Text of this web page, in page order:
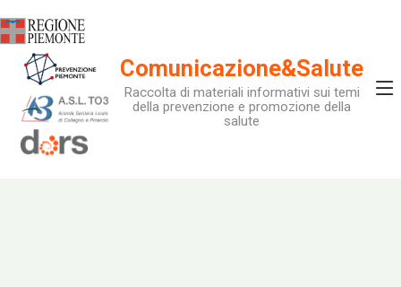
Comunicazione&Salute
Raccolta di materiali informativi sui temi
della prevenzione e promozione della
salute